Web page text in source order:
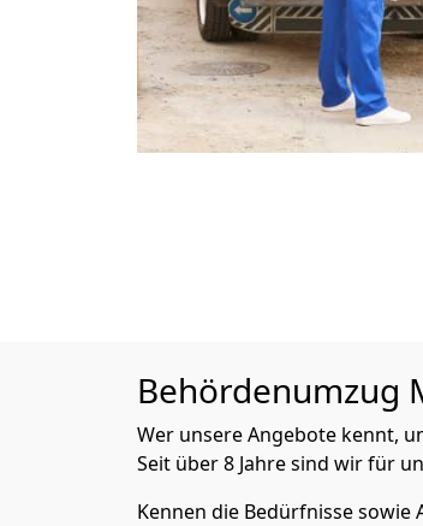
Behördenumzug
Wer unsere Angebote kennt,
Seit über 8 Jahre sind wir für
Kennen die Bedürfnisse